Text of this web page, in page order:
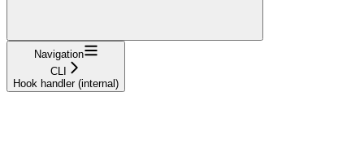
Navigation
CLI
Hook handler (internal)